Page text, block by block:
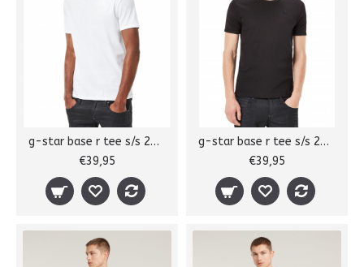
g-star base r tee s/s 2-pack
€39,95
g-star base r tee s/s 2-pack
€39,95